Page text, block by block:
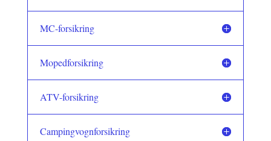
MC-forsikring
Mopedforsikring
ATV-forsikring
Campingvognforsikring